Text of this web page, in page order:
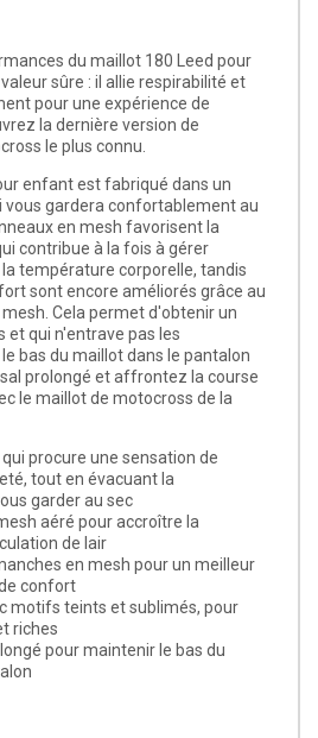
du maillot 180 Leed pour
sûre : il allie respirabilité et
pour une expérience de
la dernière version de
le plus connu.
enfant est fabriqué dans un
gardera confortablement au
en mesh favorisent la
contribue à la fois à gérer
température corporelle, tandis
sont encore améliorés grâce au
Cela permet d'obtenir un
et qui n'entrave pas les
bas du maillot dans le pantalon
prolongé et affrontez la course
le maillot de motocross de la
procure une sensation de
tout en évacuant la
garder au sec
aéré pour accroître la
de lair
en mesh pour un meilleur
confort
motifs teints et sublimés, pour
riches
pour maintenir le bas du